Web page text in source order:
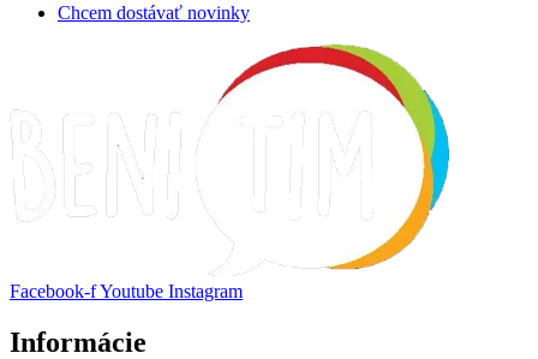
Chcem dostávať novinky
Facebook-fYoutube Instagram
Informácie